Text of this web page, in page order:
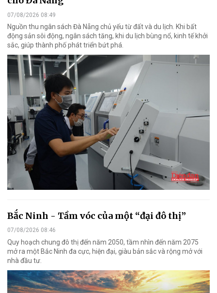
07/08/2026 08:49
Nguồn thu ngân sách Đà Nẵng chủ yếu từ đất và du lịch. Khi bất
động sản sôi động, ngân sách tăng, khi du lịch bùng nổ, kinh tế khởi
sắc, giúp thành phố phát triển bứt phá.
Bắc Ninh - Tầm vóc của một “đại đô thị”
07/08/2026 08:46
Quy hoạch chung đô thị đến năm 2050, tầm nhìn đến năm 2075
mở ra một Bắc Ninh đa cực, hiện đại, giàu bản sắc và rộng mở với
nhà đầu tư.